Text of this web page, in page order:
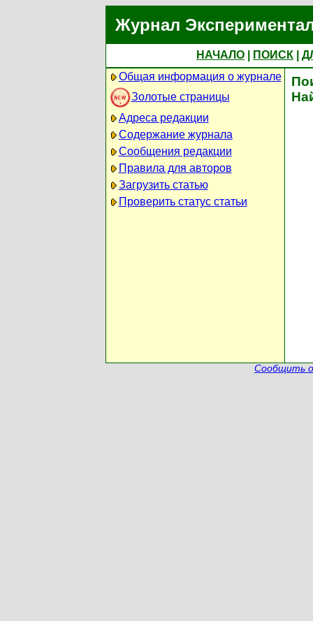
Журнал
НАЧАЛО ПОИСК
Общая информация о журнале
Золотые страницы
Адреса редакции
Содержание журнала
Сообщения редакции
Правила для авторов
Загрузить статью
Проверить статус статьи
Сообщить о